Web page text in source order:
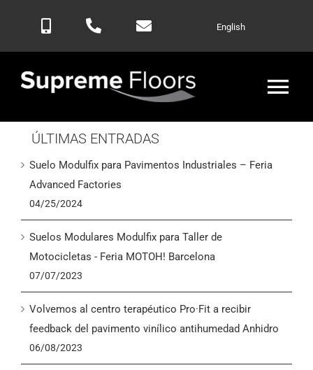
English
Inicio
Productos
Contactar
English
ÚLTIMAS ENTRADAS
Suelo Modulfix para Pavimentos Industriales – Feria
Advanced Factories
04/25/2024
Suelos Modulares Modulfix para Taller de
Motocicletas - Feria MOTOH! Barcelona
07/07/2023
Volvemos al centro terapéutico Pro·Fit a recibir
feedback del pavimento vinílico antihumedad Anhidro
06/08/2023